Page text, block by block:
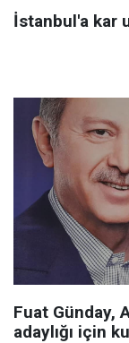
İstanbul'a kar
Fuat Günday,
adaylığı için